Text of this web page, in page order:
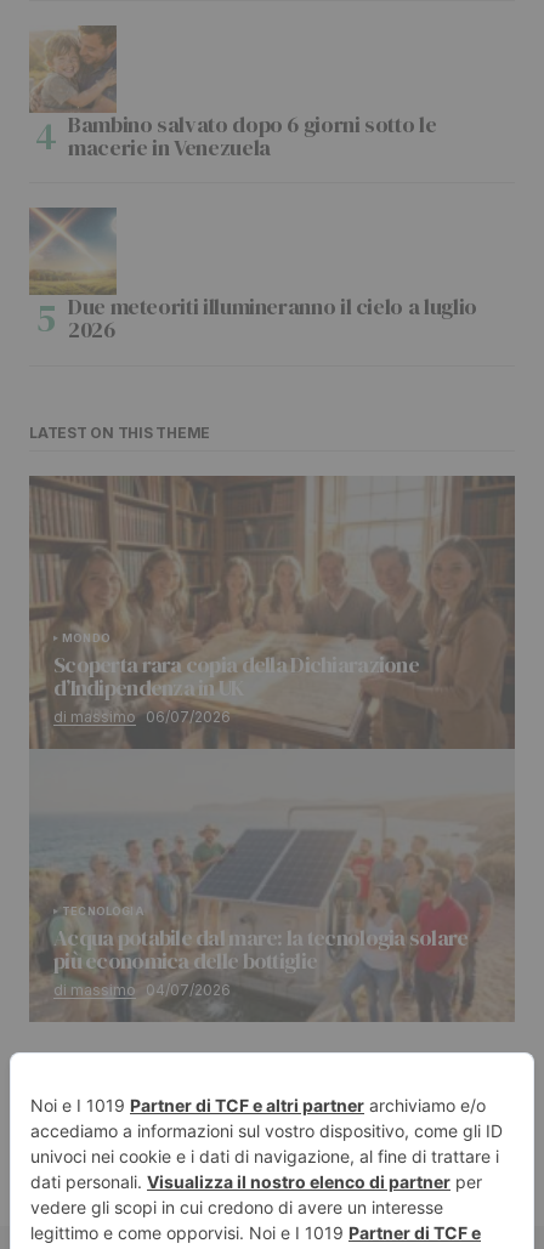
Bambino salvato dopo 6 giorni sotto le
macerie in Venezuela
Due meteoriti illumineranno il cielo a luglio
2026
LATEST ON THIS THEME
MONDO
Scoperta rara copia della Dichiarazione
d’Indipendenza in UK
di massimo 06/07/2026
TECNOLOGIA
Acqua potabile dal mare: la tecnologia solare
più economica delle bottiglie
di massimo 04/07/2026